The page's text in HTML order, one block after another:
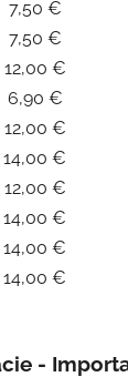
7,50 €
7,50 €
12,00 €
6,90 €
12,00 €
14,00 €
12,00 €
14,00 €
14,00 €
14,00 €
-